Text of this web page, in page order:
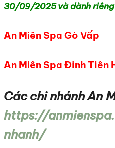
30/09/2025 và dành riêng
An Miên Spa Gò Vấp
An Miên Spa Đinh Tiên
Các chi nhánh An
https://
nhanh/